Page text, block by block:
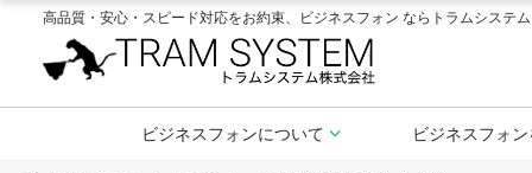
高品質・安心・スピード対応をお約束、ビジネスフォン ならトラムシステム
ビジネスフォンについて ビジネスフォ